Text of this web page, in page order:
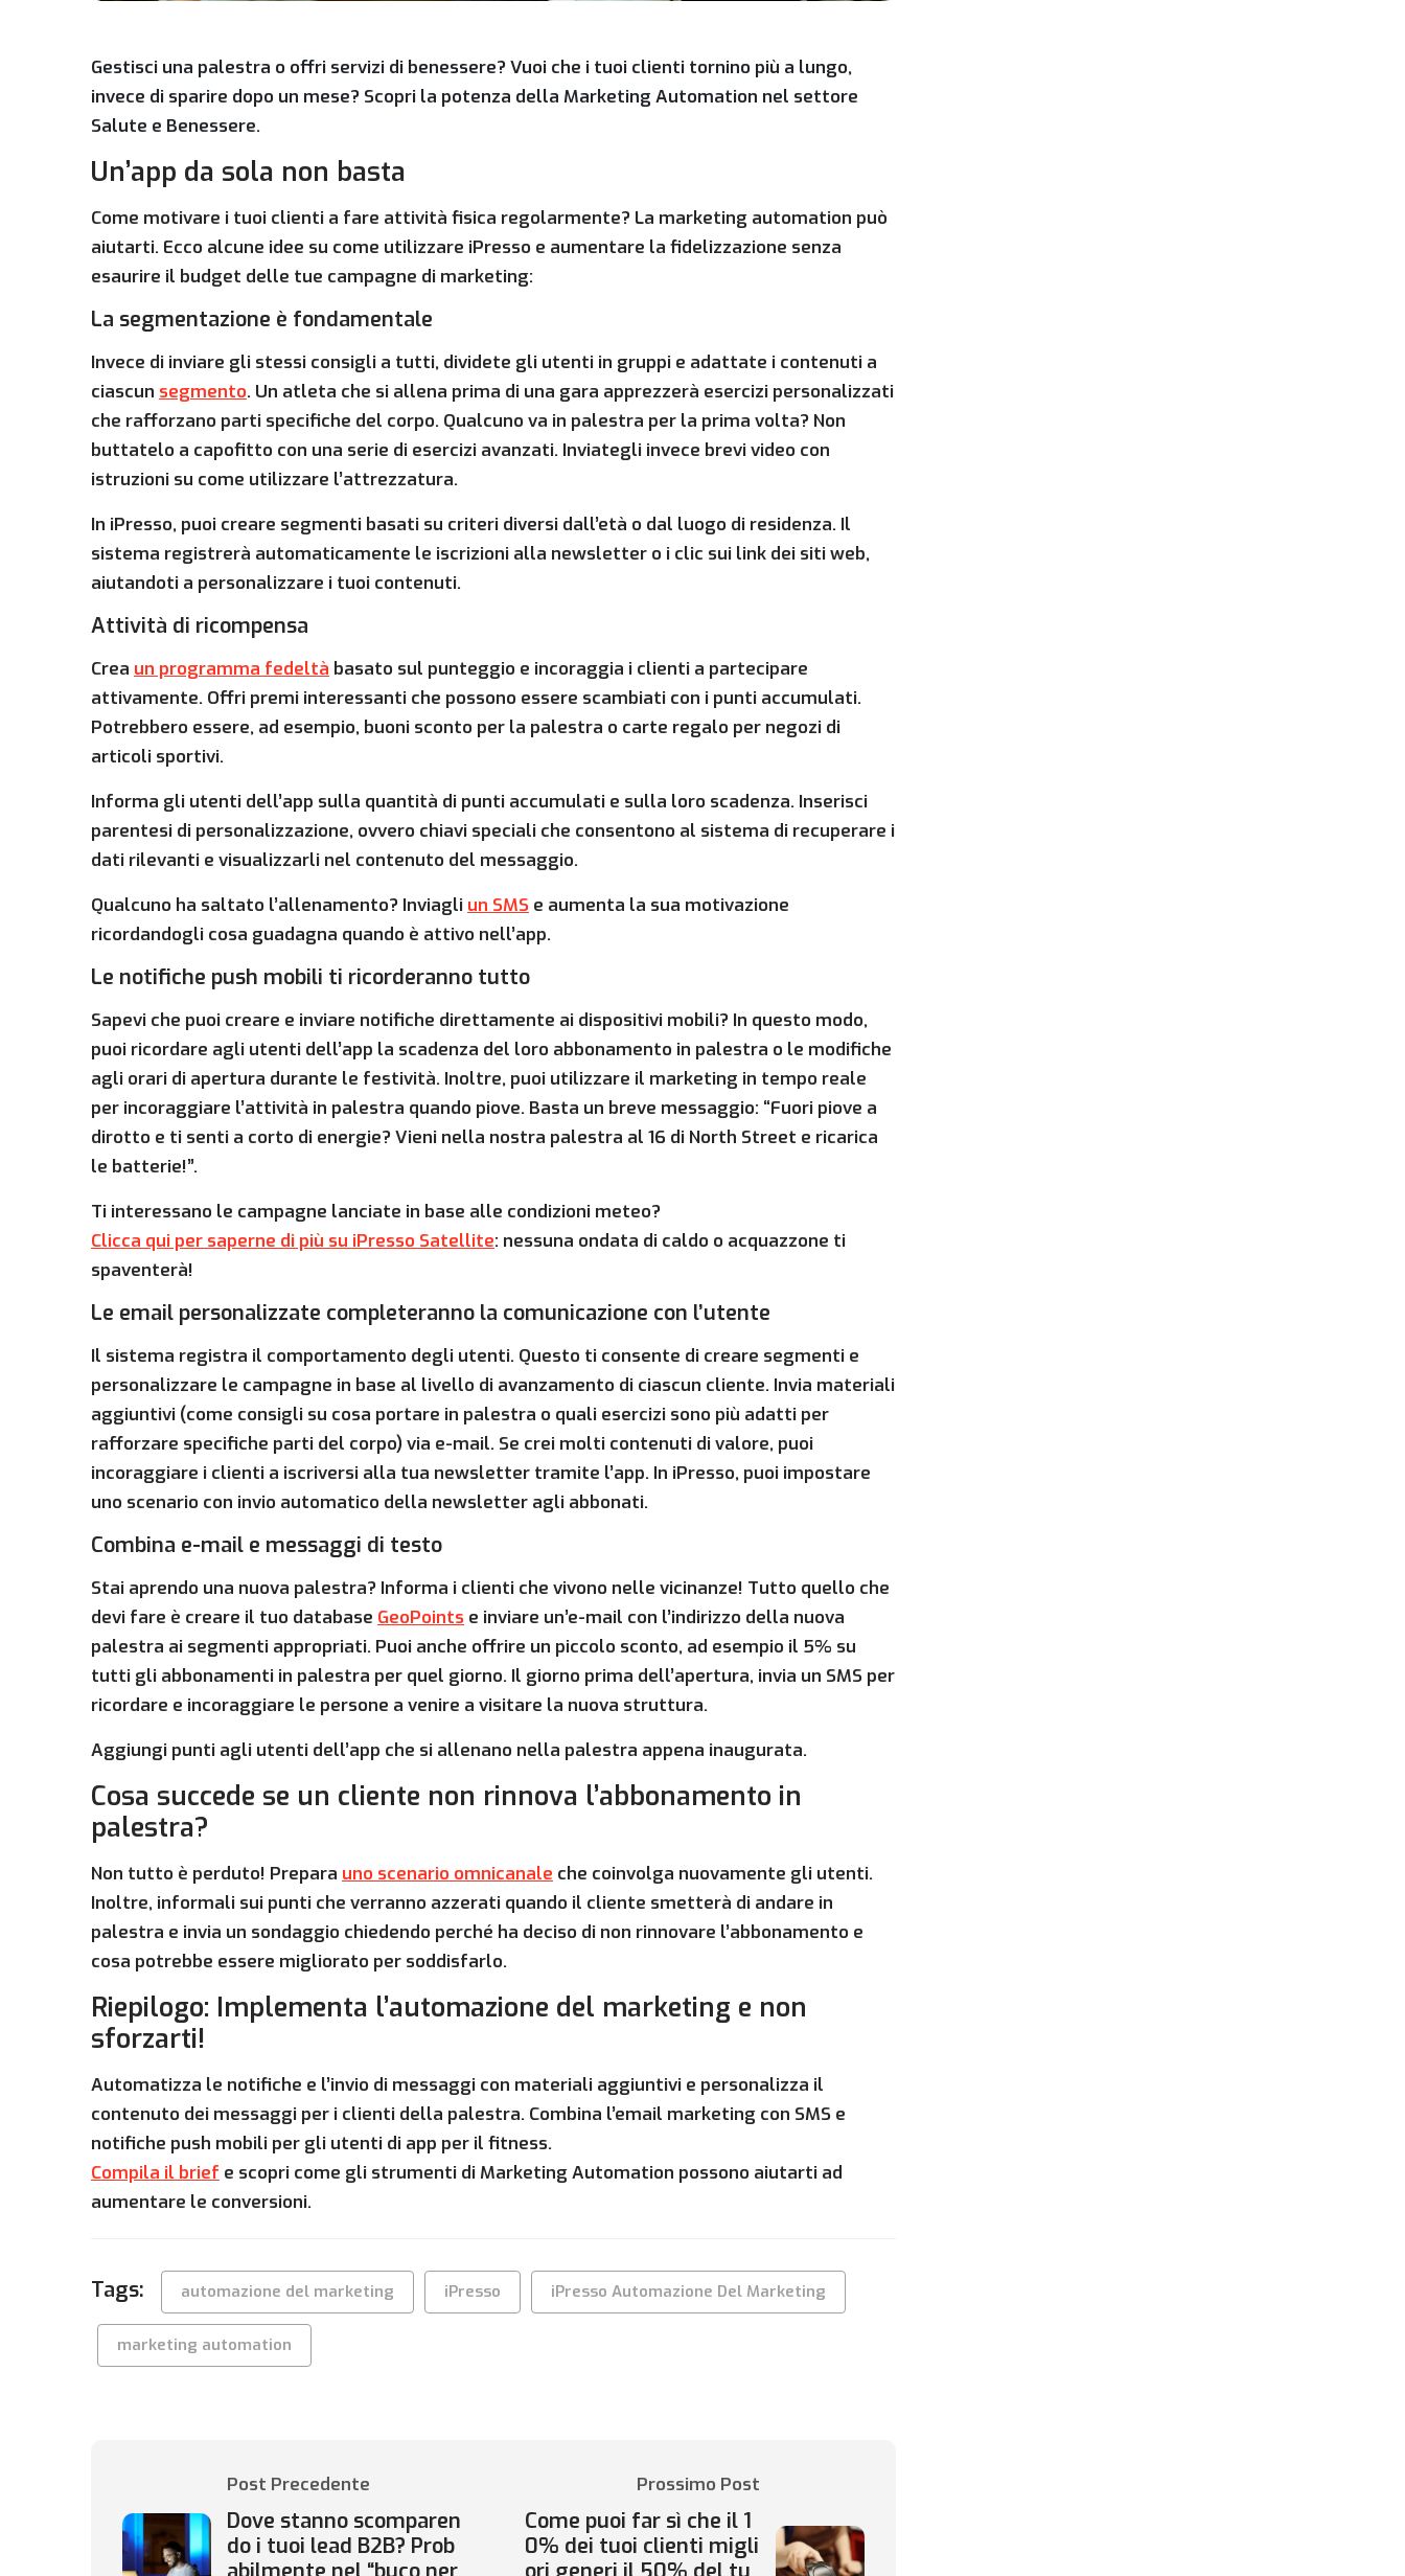
Gestisci una palestra o offri servizi di benessere? Vuoi che i tuoi clienti tornino più a lungo,
invece di sparire dopo un mese? Scopri la potenza della Marketing Automation nel settore
Salute e Benessere.
Un’app da sola non basta
Come motivare i tuoi clienti a fare attività fisica regolarmente? La marketing automation può
aiutarti. Ecco alcune idee su come utilizzare iPresso e aumentare la fidelizzazione senza
esaurire il budget delle tue campagne di marketing:
La segmentazione è fondamentale
Invece di inviare gli stessi consigli a tutti, dividete gli utenti in gruppi e adattate i contenuti a
ciascun segmento. Un atleta che si allena prima di una gara apprezzerà esercizi personalizzati
che rafforzano parti specifiche del corpo. Qualcuno va in palestra per la prima volta? Non
buttatelo a capofitto con una serie di esercizi avanzati. Inviategli invece brevi video con
istruzioni su come utilizzare l’attrezzatura.
In iPresso, puoi creare segmenti basati su criteri diversi dall’età o dal luogo di residenza. Il
sistema registrerà automaticamente le iscrizioni alla newsletter o i clic sui link dei siti web,
aiutandoti a personalizzare i tuoi contenuti.
Attività di ricompensa
Crea un programma fedeltà basato sul punteggio e incoraggia i clienti a partecipare
attivamente. Offri premi interessanti che possono essere scambiati con i punti accumulati.
Potrebbero essere, ad esempio, buoni sconto per la palestra o carte regalo per negozi di
articoli sportivi.
Informa gli utenti dell’app sulla quantità di punti accumulati e sulla loro scadenza. Inserisci
parentesi di personalizzazione, ovvero chiavi speciali che consentono al sistema di recuperare i
dati rilevanti e visualizzarli nel contenuto del messaggio.
Qualcuno ha saltato l’allenamento? Inviagli un SMS e aumenta la sua motivazione
ricordandogli cosa guadagna quando è attivo nell’app.
Le notifiche push mobili ti ricorderanno tutto
Sapevi che puoi creare e inviare notifiche direttamente ai dispositivi mobili? In questo modo,
puoi ricordare agli utenti dell’app la scadenza del loro abbonamento in palestra o le modifiche
agli orari di apertura durante le festività. Inoltre, puoi utilizzare il marketing in tempo reale
per incoraggiare l’attività in palestra quando piove. Basta un breve messaggio: “Fuori piove a
dirotto e ti senti a corto di energie? Vieni nella nostra palestra al 16 di North Street e ricarica
le batterie!”.
Ti interessano le campagne lanciate in base alle condizioni meteo?
Clicca qui per saperne di più su iPresso Satellite: nessuna ondata di caldo o acquazzone ti
spaventerà!
Le email personalizzate completeranno la comunicazione con l’utente
Il sistema registra il comportamento degli utenti. Questo ti consente di creare segmenti e
personalizzare le campagne in base al livello di avanzamento di ciascun cliente. Invia materiali
aggiuntivi (come consigli su cosa portare in palestra o quali esercizi sono più adatti per
rafforzare specifiche parti del corpo) via e-mail. Se crei molti contenuti di valore, puoi
incoraggiare i clienti a iscriversi alla tua newsletter tramite l’app. In iPresso, puoi impostare
uno scenario con invio automatico della newsletter agli abbonati.
Combina e-mail e messaggi di testo
Stai aprendo una nuova palestra? Informa i clienti che vivono nelle vicinanze! Tutto quello che
devi fare è creare il tuo database GeoPoints e inviare un’e-mail con l’indirizzo della nuova
palestra ai segmenti appropriati. Puoi anche offrire un piccolo sconto, ad esempio il 5% su
tutti gli abbonamenti in palestra per quel giorno. Il giorno prima dell’apertura, invia un SMS per
ricordare e incoraggiare le persone a venire a visitare la nuova struttura.
Aggiungi punti agli utenti dell’app che si allenano nella palestra appena inaugurata.
Cosa succede se un cliente non rinnova l’abbonamento in
palestra?
Non tutto è perduto! Prepara uno scenario omnicanale che coinvolga nuovamente gli utenti.
Inoltre, informali sui punti che verranno azzerati quando il cliente smetterà di andare in
palestra e invia un sondaggio chiedendo perché ha deciso di non rinnovare l’abbonamento e
cosa potrebbe essere migliorato per soddisfarlo.
Riepilogo: Implementa l’automazione del marketing e non
sforzarti!
Automatizza le notifiche e l’invio di messaggi con materiali aggiuntivi e personalizza il
contenuto dei messaggi per i clienti della palestra. Combina l’email marketing con SMS e
notifiche push mobili per gli utenti di app per il fitness.
Compila il brief e scopri come gli strumenti di Marketing Automation possono aiutarti ad
aumentare le conversioni.
Tags: automazione del marketing iPresso iPresso Automazione Del Marketing
marketing automation
Post Precedente
Dove stanno scomparen
do i tuoi lead B2B? Prob
Prossimo Post
Come puoi far sì che il 1
0% dei tuoi clienti migli